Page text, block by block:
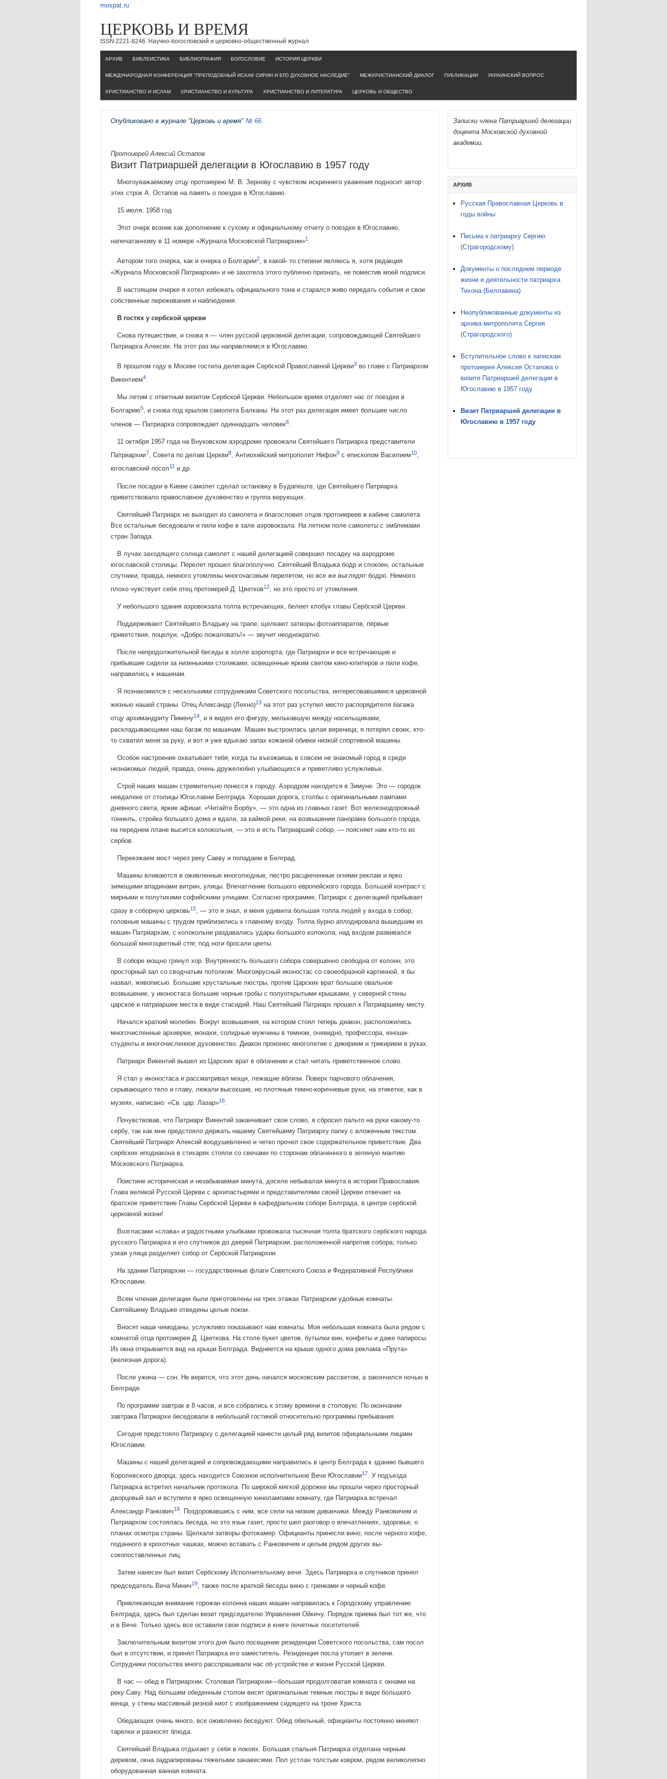
mospat.ru
ЦЕРКОВЬ И ВРЕМЯ
ISSN 2221-8246. Научно-богословский и церковно-общественный журнал
AРХИВ БИБЛЕИСТИКА БИБЛИОГРАФИЯ БОГОСЛОВИЕ ИСТОРИЯ ЦЕРКВИ
МЕЖДУНАРОДНАЯ КОНФЕРЕНЦИЯ "ПРЕПОДОБНЫЙ ИСААК СИРИН И ЕГО ДУХОВНОЕ НАСЛЕДИЕ" МЕЖХРИСТИАНСКИЙ ДИАЛОГ ПУБЛИКАЦИИ УКРАИНСКИЙ ВОПРОС
ХРИСТИАНСТВО И ИСЛАМ ХРИСТИАНСТВО И КУЛЬТУРА ХРИСТИАНСТВО И ЛИТЕРАТУРА ЦЕРКОВЬ И ОБЩЕСТВО
Опубликовано в журнале "Церковь и время" № 66
Протоиерей Алексий Остапов
Визит Патриаршей делегации в Югославию в 1957 году
Многоуважаемому отцу протоиерею М. В. Зернову с чувством искреннего уважения подносит автор
этих строк А. Остапов на память о поездке в Югославию.
15 июля, 1958 год
Этот очерк возник как дополнение к сухому и официаль­ному отчету о поездке в Югославию,
напечатанному в 11 но­мере «Журнала Московской Патриархии»1 .
Автором того очерка, как и очерка о Болгарии2, в какой- то степени являюсь я, хотя редакция
«Журнала Московской Патриархии» и не захотела этого публично признать, не поме­стив моей подписи.
В настоящем очерке я хотел избежать официального тона и старался живо передать события и свои
собственные пере­живания и наблюдения.
В гостях у сербской церкви
Снова путешествие, и снова я — член русской церков­ной делегации, сопровождающей Святейшего
Патриарха Алек­сия. На этот раз мы направляемся в Югославию.
В прошлом году в Москве гостила делегация Сербской Православной Церкви3 во главе с Патриархом
Викентием4.
Мы летим с ответным визитом Сербской Церкви. Неболь­шое время отделяет нас от поездки в
Болгарию5, и снова под кры­лом самолета Балканы. На этот раз делегация имеет большее чис­ло
членов — Патриарха сопровождает одиннадцать человек6
11 октября 1957 года на Внуковском аэродроме прово­жали Святейшего Патриарха представители
Патриархии7, Со­вета по делам Церкви8, Антиохийский митрополит Нифон9 с епископом Василием10,
югославский посол11 и др.
После посадки в Киеве самолет сделал остановку в Буда­пеште, где Святейшего Патриарха
приветствовало православ­ное духовенство и группа верующих.
Святейший Патриарх не выходил из самолета и благо­словил отцов протоиереев в кабине самолета.
Все остальные беседовали и пили кофе в зале аэровокзала. На летном поле самолеты с эмблемами
стран Запада.
В лучах заходящего солнца самолет с нашей делегацией совершил посадку на аэродроме
югославской столицы. Пере­лет прошел благополучно. Святейший Владыка бодр и споко­ен, остальные
спутники, правда, немного утомлены многоча­совым перелетом, но все же выглядят бодро. Немного
плохо чувствует себя отец протоиерей Д. Цветков12 , но это просто от утомления.
У небольшого здания аэровокзала толпа встречающих, белеет клобук главы Сербской Церкви.
Поддерживают Святейшего Владыку на трапе, щелкают затворы фотоаппаратов, первые
приветствия, поцелуи, «Добро пожаловать!» — звучит неоднократно.
После непродолжительной беседы в холле аэропорта, где Патриархи и все встречающие и
прибывшие сидели за низень­кими столиками, освещенные ярким светом кино-юпитеров и пили кофе,
направились к машинам.
Я познакомился с несколькими сотрудниками Советского посольства, интересовавшимися церковной
жизнью нашей стра­ны. Отец Александр (Лехно)13 на этот раз уступил место распо­рядителя багажа
отцу архимандриту Пимену14, и я видел его фигуру, мелькавшую между носильщиками,
раскладывающими наш багаж по машинам. Машин выстроилась целая вереница; я потерял своих, кто-
то схватил меня за руку, и вот я уже вдыхаю запах кожаной обивки низкой спортивной машины.
Особое настроение охватывает тебя, когда ты въезжаешь в совсем не знакомый город в среде
незнакомых людей, правда, очень дружелюбно улыбающихся и приветливо услужливых.
Строй наших машин стремительно понесся к городу. Аэродром находится в Зимуне. Это — городок
невдалеке от столицы Югославии Белграда. Хорошая дорога, столбы с ори­гинальными лампами
дневного света, яркие афиши: «Читайте Борбу», — это одна из главных газет. Вот железнодорожный
тоннель, стройка большого дома и вдали, за каймой реки, на возвышении панорама большого города,
на переднем плане высится колокольня, — это и есть Патриарший собор, — пояс­няет нам кто-то из
сербов.
Переезжаем мост через реку Савву и попадаем в Белград.
Машины вливаются в оживленные многолюдные, пест­ро расцвеченные огнями реклам и ярко
зияющими впадинами витрин, улицы. Впечатление большого европейского города. Большой контраст с
мирными и полутихими софийскими ули­цами. Согласно программе, Патриарх с делегацией прибывает
сразу в соборную церковь15
, — это я знал, и меня удивила боль­шая толпа людей у входа в собор;
головные машины с трудом приблизились к главному входу. Толпа бурно аплодировала вышедшим из
машин Патриархам, с колокольни раздавались удары большого колокола, над входом развивался
большой многоцветный стяг, под ноги бросали цветы.
В соборе мощно грянул хор. Внутренность большого со­бора совершенно свободна от колонн, это
просторный зал со сводчатым потолком. Многоярусный иконостас со своеобразной картинной, я бы
назвал, живописью. Большие хрустальные люстры, против Царских врат большое овальное
возвышение, у иконостаса большие черные гробы с полуоткрытыми крышка­ми, у северной стены
царское и патриаршее места в виде стасидий. Наш Святейший Патриарх прошел к Патриаршему месту.
Начался краткий молебен. Вокруг возвышения, на кото­ром стоял теперь диакон, расположились
многочисленные ар­хиереи, монахи, солидные мужчины в темном, очевидно, про­фессора, юноши-
студенты и многочисленное духовенство. Диакон произнес многолетие с дикирием и трикирием в руках.
Патриарх Викентий вышел из Царских врат в облачении и стал читать приветственное слово.
Я стал у иконостаса и рассматривал мощи, лежащие вбли­зи. Поверх парчового облачения,
скрывающего тело и главу, лежали высохшие, но плотяные темно-коричневые руки, на этикетке, как в
музеях, написано: «Св. цар. Лазар»16.
Почувствовав, что Патриарх Викентий заканчивает свое слово, я сбросил пальто на руки какому-то
сербу, так как мне предстояло держать нашему Святейшему Патриарху папку с вложенным текстом.
Святейший Патриарх Алексий воодушев­ленно и четко прочел свое содержательное приветствие. Два
сербских иподиакона в стихарях стояли со свечами по сторо­нам облаченного в зеленую мантию
Московского Патриарха.
Поистине историческая и незабываемая минута, доселе не­бывалая минута в истории Православия.
Глава великой Русской Церкви с архипастырями и представителями своей Церкви отве­чает на
братское приветствие Главы Сербской Церкви в кафед­ральном соборе Белграда, в центре сербской
церковной жизни!
Возгласами «слава» и радостными улыбками провожала тысячная толпа братского сербского народа
русского Патриар­ха и его спутников до дверей Патриархии, расположенной на­против собора; только
узкая улица разделяет собор от Сербс­кой Патриархии.
На здании Патриархии — государственные флаги Совет­ского Союза и Федеративной Республики
Югославии.
Всем членам делегации были приготовлены на трех эта­жах Патриархии удобные комнаты.
Святейшему Владыке от­ведены целые покои.
Вносят наши чемоданы, услужливо показывают нам ком­наты. Моя небольшая комната была рядом с
комнатой отца протоиерея Д. Цветкова. На столе букет цветов, бутылки вин, конфеты и даже папиросы.
Из окна открывается вид на крыши Белграда. Виднеется на крыше одного дома реклама «Прута»
(железная дорога).
После ужина — сон. Не верится, что этот день начался московским рассветом, а закончился ночью в
Белграде.
По программе завтрак в 8 часов, и все собрались к этому времени в столовую. По окончании
завтрака Патриархи бесе­довали в небольшой гостиной относительно программы пре­бывания.
Сегодня предстояло Патриарху с делегацией нанести целый ряд визитов официальными лицами
Югославии.
Машины с нашей делегацией и сопровождающими на­правились в центр Белграда к зданию бывшего
Королевского дворца; здесь находится Союзное исполнительное Вече Юго­славии17. У подъезда
Патриарха встретил начальник протоко­ла. По широкой мягкой дорожке мы прошли через просторный
дворцовый зал и вступили в ярко освещенную кинолампами комнату, где Патриарха встречал
Александр Ранкович18
. По­здоровавшись с ним, все сели на низкие диванчики. Между Ранковичем и
Патриархом состоялась беседа, но это язык га­зет, просто шел разговор о впечатлениях, здоровье, о
планах осмотра страны. Щелкали затворы фотокамер. Официанты при­несли вино; после черного кофе,
поданного в крохотных чаш­ках, можно вставать с Ранковичем и целым рядом других вы­
сокопоставленных лиц.
Затем нанесен был визит Сербскому Исполнительному вече. Здесь Патриарха и спутников принял
председатель Веча Минич19, также после краткой беседы вино с гренками и чер­ный кофе.
Привлекающая внимание горожан колонна наших машин направилась к Городскому управлению
Белграда; здесь был сделан визит председателю Управления Ойкичу. Порядок при­ема был тот же, что
и в Вече. Только здесь все оставили свои подписи в книге почетных посетителей.
Заключительным визитом этого дня было посещение ре­зиденции Советского посольства, сам посол
был в отсутствии, и принял Патриарха его заместитель. Резиденция посла утопа­ет в зелени.
Сотрудники посольства много расспрашивали нас об устройстве и жизни Русской Церкви.
В час — обед в Патриархии. Столовая Патриархии—боль­шая продолговатая комната с окнами на
реку Саву. Над боль­шим обеденным столом висят оригинальные темные люстры в виде большого
венца, у стены массивный резной киот с изобра­жением сидящего на троне Христа.
Обедающих очень много, все оживленно беседуют. Обед обильный, официанты постоянно меняют
тарелки и разносят блюда.
Святейший Владыка отдыхает у себя в покоях. Большая спальня Патриарха отделана черным
деревом, окна задрапиро­ваны тяжелыми занавесями. Пол устлан толстым ковром, ря­дом великолепно
оборудованная ванная комната.
Записки члена Патриаршей делегации
доцента Московской духовной
академии.
AРХИВ
Русская Православная Церковь в
годы войны
Письма к патриарху Сергию
(Страгородскому)
Документы о последнем периоде
жизни и деятельности патриарха
Тихона (Беллавина)
Неопубликованные документы из
архива митрополита Сергия
(Страгородского)
Вступительное слово к запискам
протоиерея Алексия Остапова о
визите Патриаршей делегации в
Югославию в 1957 году
Визит Патриаршей делегации в
Югославию в 1957 году